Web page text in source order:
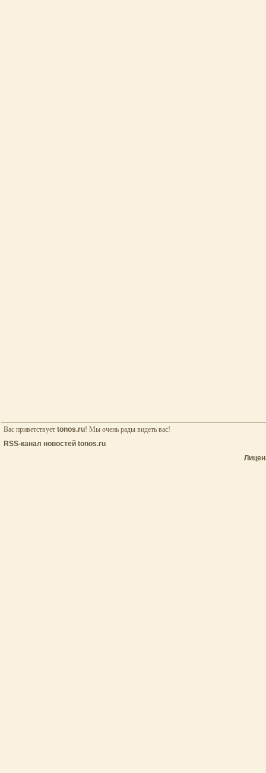
Вас приветствует tonos.ru! Мы очень рады видеть вас!
RSS-канал новостей tonos.ru